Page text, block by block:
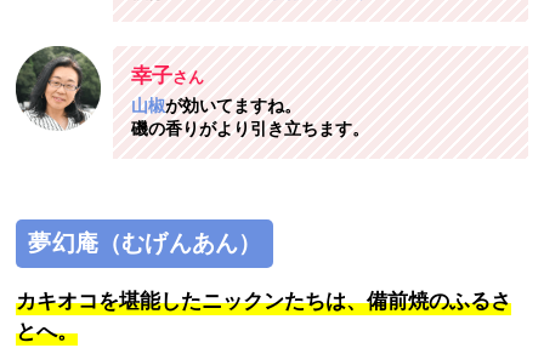
幸子さん
山椒が効いてますね。
磯の香りがより引き立ちます。
夢幻庵（むげんあん）
カキオコを堪能したニックンたちは、備前焼のふるさ
とへ。